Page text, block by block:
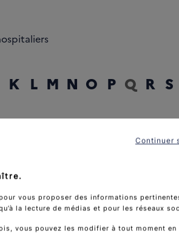
K L M N O P Q R S
vous proposer des informations
la lecture de médias et pour les réseaux
vous pouvez les modifier à tout moment en
Continuer